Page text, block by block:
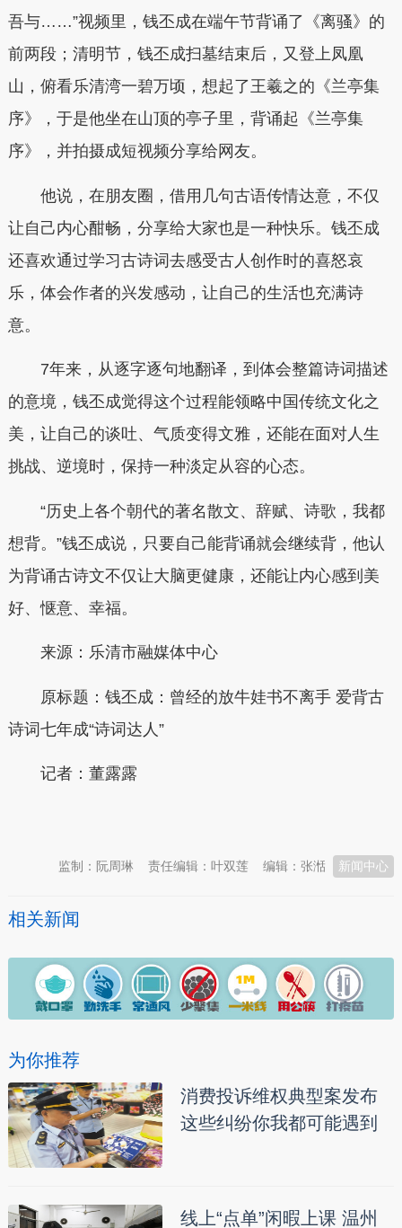
吾与……”视频里，钱丕成在端午节背诵了《离骚》的
前两段；清明节，钱丕成扫墓结束后，又登上凤凰
山，俯看乐清湾一碧万顷，想起了王羲之的《兰亭集
序》，于是他坐在山顶的亭子里，背诵起《兰亭集
序》，并拍摄成短视频分享给网友。
他说，在朋友圈，借用几句古语传情达意，不仅
让自己内心酣畅，分享给大家也是一种快乐。钱丕成
还喜欢通过学习古诗词去感受古人创作时的喜怒哀
乐，体会作者的兴发感动，让自己的生活也充满诗
意。
7年来，从逐字逐句地翻译，到体会整篇诗词描述
的意境，钱丕成觉得这个过程能领略中国传统文化之
美，让自己的谈吐、气质变得文雅，还能在面对人生
挑战、逆境时，保持一种淡定从容的心态。
“历史上各个朝代的著名散文、辞赋、诗歌，我都
想背。”钱丕成说，只要自己能背诵就会继续背，他认
为背诵古诗文不仅让大脑更健康，还能让内心感到美
好、惬意、幸福。
来源：乐清市融媒体中心
原标题：钱丕成：曾经的放牛娃书不离手 爱背古
诗词七年成“诗词达人”
记者： 董露露
新闻中心
编辑：张湉
责任编辑：叶双莲
监制：阮周琳
相关新闻
为你推荐
消费投诉维权典型案发布
这些纠纷你我都可能遇到
线上“点单”闲暇上课 温州